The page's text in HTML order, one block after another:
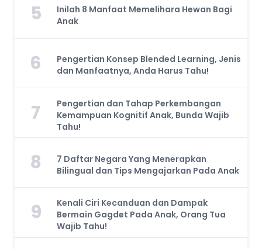
5
Inilah 8 Manfaat Memelihara Hewan Bagi
Anak
6
Pengertian Konsep Blended Learning, Jenis
dan Manfaatnya, Anda Harus Tahu!
7
Pengertian dan Tahap Perkembangan
Kemampuan Kognitif Anak, Bunda Wajib
Tahu!
8
7 Daftar Negara Yang Menerapkan
Bilingual dan Tips Mengajarkan Pada Anak
9
Kenali Ciri Kecanduan dan Dampak
Bermain Gagdet Pada Anak, Orang Tua
Wajib Tahu!